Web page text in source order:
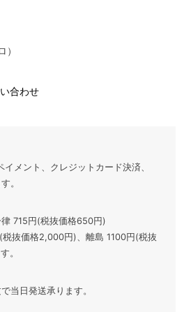
合わせ
メント、クレジットカード決済、
。
715円(税抜価格650円)
抜価格2,000円)、離島 1100円(税抜
。
当日発送承ります。